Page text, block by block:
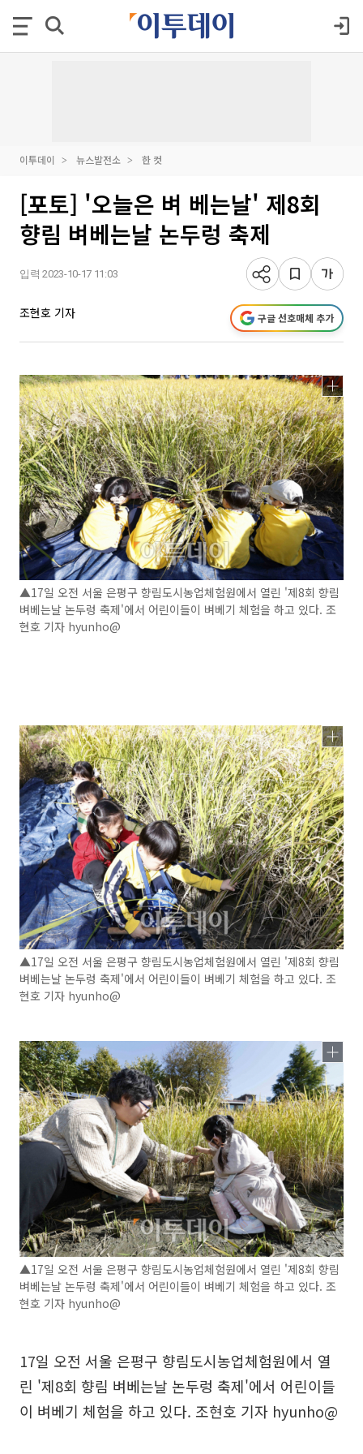
이투데이 뉴스발전소 한 컷
[포토] '오늘은 벼 베는날' 제8회
향림 벼베는날 논두렁 축제
입력 2023-10-17 11:03
조현호 기자 구글 선호매체 추가
▲17일 오전 서울 은평구 향림도시농업체험원에서 열린 '제8회 향림
벼베는날 논두렁 축제'에서 어린이들이 벼베기 체험을 하고 있다. 조
현호 기자 hyunho@
▲17일 오전 서울 은평구 향림도시농업체험원에서 열린 '제8회 향림
벼베는날 논두렁 축제'에서 어린이들이 벼베기 체험을 하고 있다. 조
현호 기자 hyunho@
▲17일 오전 서울 은평구 향림도시농업체험원에서 열린 '제8회 향림
벼베는날 논두렁 축제'에서 어린이들이 벼베기 체험을 하고 있다. 조
현호 기자 hyunho@
17일 오전 서울 은평구 향림도시농업체험원에서 열
린 '제8회 향림 벼베는날 논두렁 축제'에서 어린이들
이 벼베기 체험을 하고 있다. 조현호 기자 hyunho@